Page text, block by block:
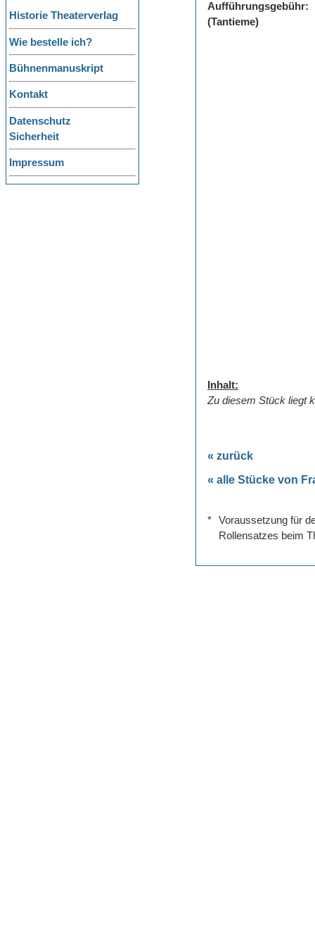
Historie Theaterverlag
Wie bestelle ich?
Bühnenmanuskript
Kontakt
Datenschutz
Sicherheit
Impressum
Aufführungsgebühr:
(Tantieme)
Inhalt:
Zu diesem Stück liegt
« zurück
« alle Stücke von
*
Voraussetzung für
Rollensatzes beim